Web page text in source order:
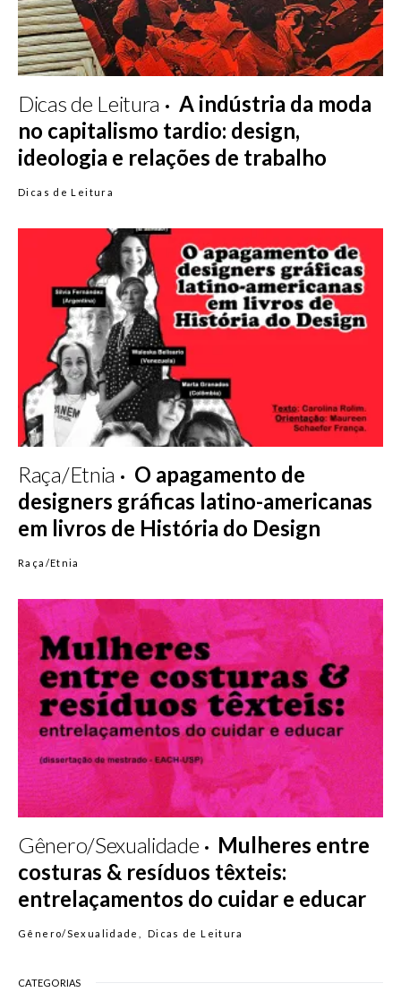
Dicas de Leitura
A indústria da moda
no capitalismo tardio: design,
ideologia e relações de trabalho
Dicas de Leitura
Raça/Etnia
O apagamento de
designers gráficas latino-americanas
em livros de História do Design
Raça/Etnia
Gênero/Sexualidade
Mulheres entre
costuras & resíduos têxteis:
entrelaçamentos do cuidar e educar
Gênero/Sexualidade Dicas de Leitura
CATEGORIAS